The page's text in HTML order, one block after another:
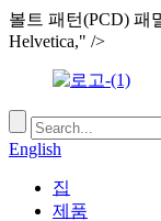
볼트 패턴(PCD) 패
Helvetica," />
English
집
제품